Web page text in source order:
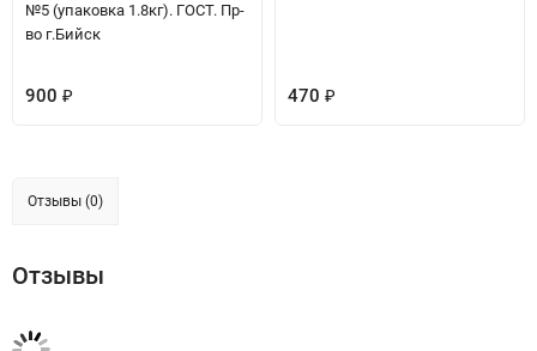
№5 (упаковка 1.8кг). ГОСТ. Пр-
во г.Бийск
900 ₽ 470 ₽
Отзывы (0)
Отзывы